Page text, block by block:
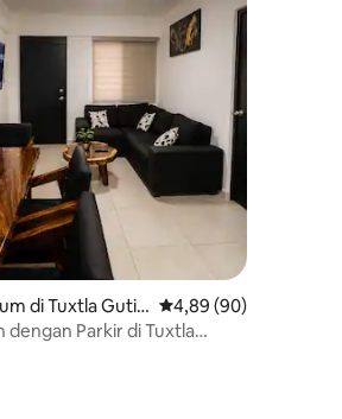
ulasan
di Tuxtla Gutié Nilai rata-rata 4,89
4,89 (90)
Parkir di Tuxtla